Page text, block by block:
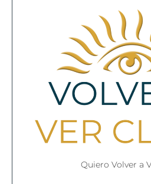
Quiero Volver a